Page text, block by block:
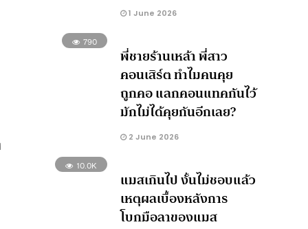
1 June 2026
790
พี่ชายร้านเหล้า พี่สาว
คอนเสิร์ต ทำไมคนคุย
ถูกคอ แลกคอนแทคกันไว้
มักไม่ได้คุยกันอีกเลย?
2 June 2026
10.0K
แมสเกินไป งั้นไม่ชอบแล้ว
เหตุผลเบื้องหลังการ
โบกมือลาของแมส